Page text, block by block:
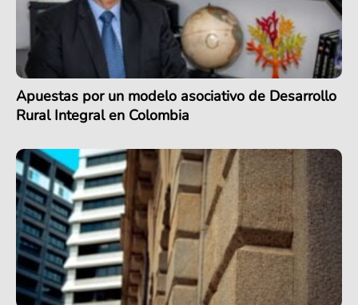
Apuestas por un modelo asociativo de Desarrollo
Rural Integral en Colombia